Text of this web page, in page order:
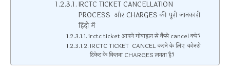
IRCTC TICKET CANCELLATION
PROCESS और CHARGES की पूरी जानकारी
हिंदी में
irctc ticket आपने मोबाइल से कैसे cancel करे?
IRCTC TICKET CANCEL करने के लिए कोनसे
टिकेट के कितना CHARGES लगता है?